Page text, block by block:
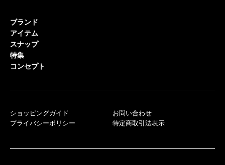
ブランド
アイテム
スナップ
特集
コンセプト
ショッピングガイド
プライバシーポリシー
お問い合わせ
特定商取引法表示